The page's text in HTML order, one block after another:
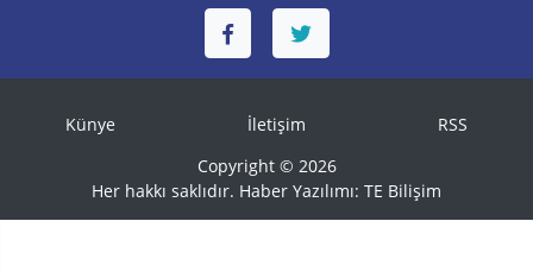
Künye İletişim
RSS
Copyright © 2026
Her hakkı saklıdır. Haber Yazılımı: TE Bilişim